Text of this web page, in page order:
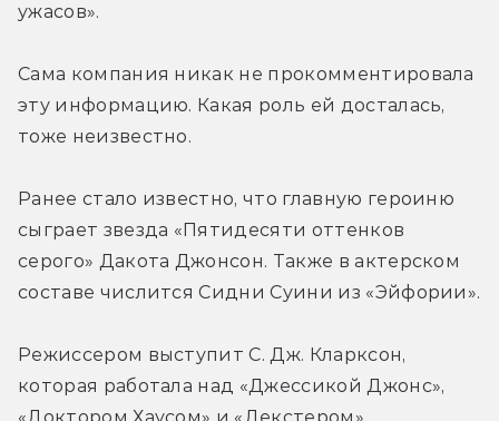
ужасов».
Сама компания никак не прокомментировала
эту информацию. Какая роль ей досталась,
тоже неизвестно.
Ранее стало известно, что главную героиню
сыграет звезда «Пятидесяти оттенков
серого» Дакота Джонсон. Также в актерском
составе числится Сидни Суини из «Эйфории».
Режиссером выступит С. Дж. Кларксон,
которая работала над «Джессикой Джонс»,
«Доктором Хаусом» и «Декстером».